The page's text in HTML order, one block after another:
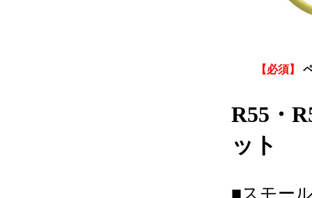
【必須】
R55・
ット
■スモー